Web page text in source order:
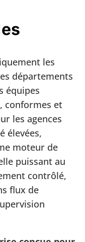
les
départements
équipes
conformes et
les agences
élevées,
moteur de
puissant au
contrôlé,
flux de